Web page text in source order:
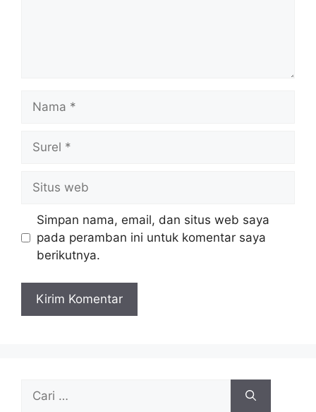
Nama
Surel
Situs
web
Simpan nama, email, dan situs web saya
pada peramban ini untuk komentar saya
berikutnya.
untuk: